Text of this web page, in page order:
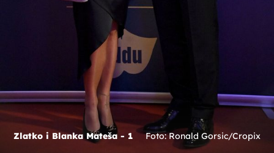
Zlatko i Blanka Mateša - 1 Foto: Ronald Gorsic/Cropix